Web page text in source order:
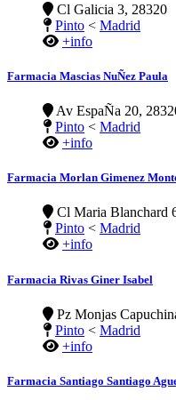
Cl Galicia 3, 28320
Pinto < Madrid
+info
Farmacia Mascias NuÑez Paula
Av EspaÑa 20,
Pinto < Madrid
+info
Farmacia Morlan Gimenez
Cl Maria Blanchard
Pinto < Madrid
+info
Farmacia Rivas Giner Isabel
Pz Monjas
Pinto < Madrid
+info
Farmacia Santiago Santiago